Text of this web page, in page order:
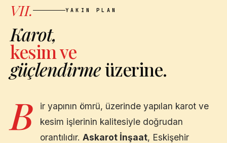
VII. YAKIN PLAN
Karot,
kesim ve
güçlendirmeüzerine.
B
ir yapının ömrü, üzerinde yapılan karot ve
kesim işlerinin kalitesiyle doğrudan
orantılıdır. Askarot İnşaat, Eskişehir